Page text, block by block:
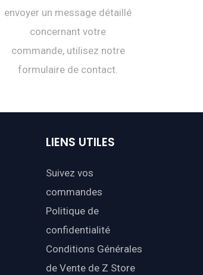
envoyer un message détaillé
concernant votre
commande, utilisez notre
formulaire de contact.
LIENS UTILES
Suivez vos
commandes
Politique de
confidentialité
Conditions Générales
de Vente de Z Store